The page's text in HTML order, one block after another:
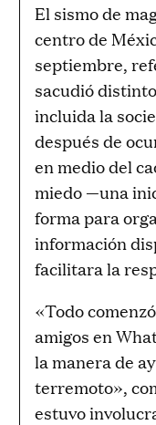
o
s
e
a
l
a
n
g
u
a
g
El sismo de
centro de
septiembre,
sacudió
incluida la
después de
en medio del
miedo —una
forma para
información
facilitara la
«Todo
amigos en
la manera de
terremoto»,
estuvo